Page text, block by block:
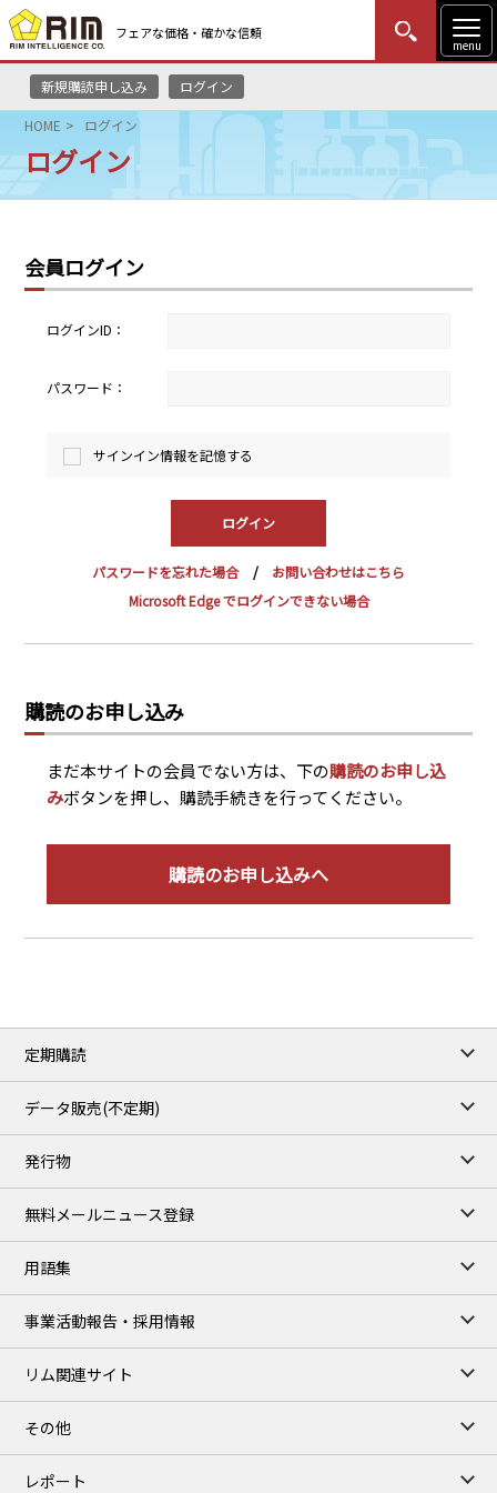
フェアな価格・確かな信頼
menu
新規購読申し込み ログイン
MENU
はじめての方
HOME
リムレポート
メソドロジー
研修・セミナー
採用情報
English Website
瑞姆亜太能源諮問(北京)
HOME ログイン
ログイン
会員ログイン
ログインID：
パスワード：
サインイン情報を記憶する
パスワードを忘れた場合
お問い合わせはこちら
Microsoft Edge でログインできない場合
購読のお申し込み
まだ本サイトの会員でない方は、下の購読のお申し込
みボタンを押し、購読手続きを行ってください。
購読のお申し込みへ
定期購読
データ販売(不定期)
発行物
無料メールニュース登録
用語集
事業活動報告・採用情報
リム関連サイト
その他
レポート